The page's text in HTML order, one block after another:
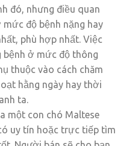
đó, nhưng điều quan
độ bệnh nặng hay
phù hợp nhất. Việc
bệnh ở mức độ thông
thuộc vào cách chăm
hằng ngày hay thời
ta.
một con chó Maltese
uy tín hoặc trực tiếp tìm